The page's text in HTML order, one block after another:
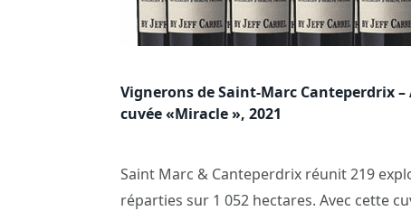
Vignerons de Saint-Marc Canteperdrix –
cuvée «Miracle », 2021
Saint Marc & Canteperdrix réunit 219
réparties sur 1 052 hectares. Avec cette